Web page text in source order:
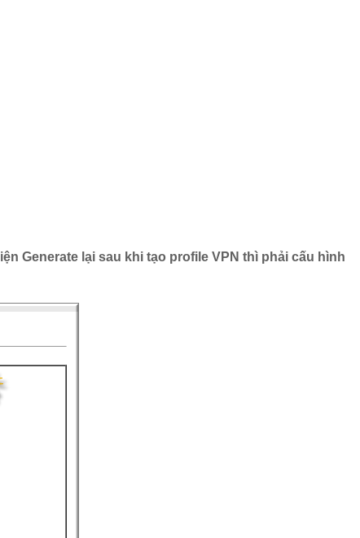
Generate lại sau khi tạo profile VPN thì phải cấu hình